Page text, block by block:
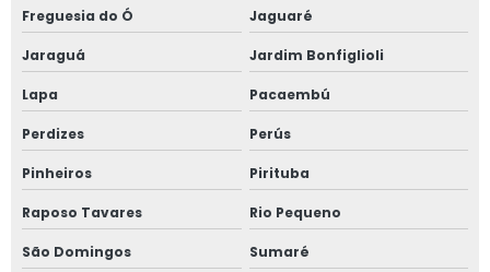
Plataforma tesoura 8m
Plataforma tesoura 10m
Plataforma tesoura 10m preço
Plataforma tesoura 12m
Plataforma tesoura 12m preço
Freguesia do Ó Jaguaré
Jaraguá Jardim Bonfiglioli
Lapa Pacaembú
Perdizes Perús
Pinheiros Pirituba
Raposo Tavares Rio Pequeno
São Domingos Sumaré